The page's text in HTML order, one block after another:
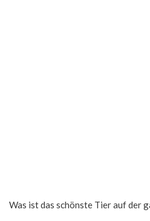
Was ist das schönste Tier auf der